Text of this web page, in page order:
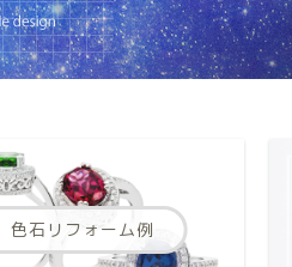
色石リフォーム例